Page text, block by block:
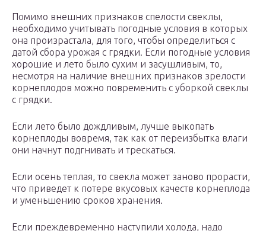
Помимо внешних признаков спелости свеклы,
необходимо учитывать погодные условия в которых
она произрастала, для того, чтобы определиться с
датой сбора урожая с грядки. Если погодные условия
хорошие и лето было сухим и засушливым, то,
несмотря на наличие внешних признаков зрелости
корнеплодов можно повременить с уборкой свеклы
с грядки.
Если лето было дождливым, лучше выкопать
корнеплоды вовремя, так как от переизбытка влаги
они начнут подгнивать и трескаться.
Если осень теплая, то свекла может заново прорасти,
что приведет к потере вкусовых качеств корнеплода
и уменьшению сроков хранения.
Если преждевременно наступили холода, надо